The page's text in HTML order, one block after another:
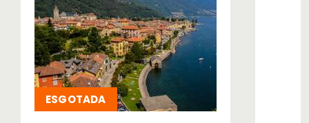
Meteorologia
Consulte o tempo no seu destino
ESGOTADA